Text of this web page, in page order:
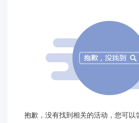
抱歉，没有找到相关的活动，您可以